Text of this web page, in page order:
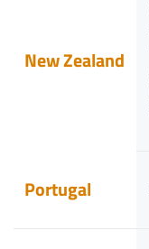
New Zealand
Portugal